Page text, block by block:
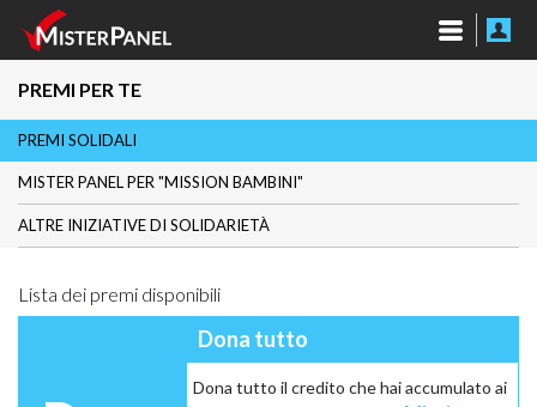
PREMI PER TE
PREMI SOLIDALI
MISTER PANEL PER "MISSION BAMBINI"
ALTRE INIZIATIVE DI SOLIDARIETÀ
Lista dei premi disponibili
Dona tutto
Dona tutto il credito che hai accumulato ai